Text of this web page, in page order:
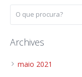
Archives
maio 2021